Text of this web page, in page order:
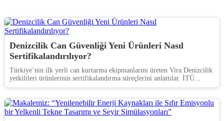
Denizcilik Can Güvenliği Yeni Ürünleri Nasıl
Sertifikalandırılıyor?
Türkiye’nin ilk yerli can kurtarma ekipmanlarını üreten Vira Denizcilik
yetkilileri ürünlerinin sertifikalandırma süreçlerini anlattılar. İTÜ...